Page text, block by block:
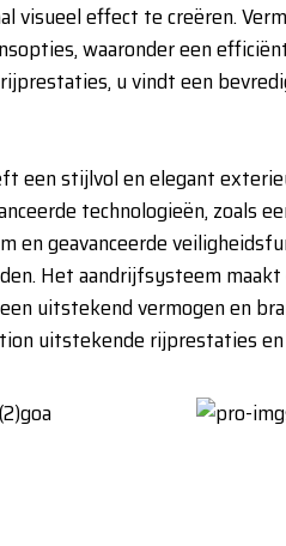
visueel effect te creëren.
waaronder een
u vindt een
een stijlvol en elegant
technologieën, zoals
en geavanceerde
Het aandrijfsysteem
uitstekend vermogen en
uitstekende rijprestaties